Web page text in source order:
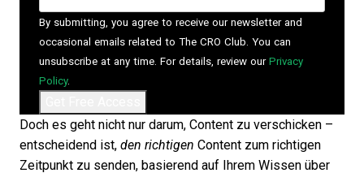
By submitting, you agree to receive our newsletter and
occasional emails related to The CRO Club. You can
unsubscribe at any time. For details, review our Privacy
Policy.
Doch es geht nicht nur darum, Content zu verschicken –
entscheidend ist, den richtigen Content zum richtigen
Zeitpunkt zu senden, basierend auf Ihrem Wissen über